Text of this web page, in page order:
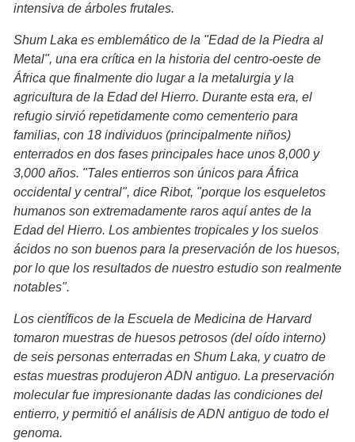
intensiva de árboles frutales.
Shum Laka es emblemático de la "Edad de la Piedra al
Metal", una era crítica en la historia del centro-oeste de
África que finalmente dio lugar a la metalurgia y la
agricultura de la Edad del Hierro. Durante esta era, el
refugio sirvió repetidamente como cementerio para
familias, con 18 individuos (principalmente niños)
enterrados en dos fases principales hace unos 8,000 y
3,000 años. "Tales entierros son únicos para África
occidental y central", dice Ribot, "porque los esqueletos
humanos son extremadamente raros aquí antes de la
Edad del Hierro. Los ambientes tropicales y los suelos
ácidos no son buenos para la preservación de los huesos,
por lo que los resultados de nuestro estudio son realmente
notables".
Los científicos de la Escuela de Medicina de Harvard
tomaron muestras de huesos petrosos (del oído interno)
de seis personas enterradas en Shum Laka, y cuatro de
estas muestras produjeron ADN antiguo. La preservación
molecular fue impresionante dadas las condiciones del
entierro, y permitió el análisis de ADN antiguo de todo el
genoma.